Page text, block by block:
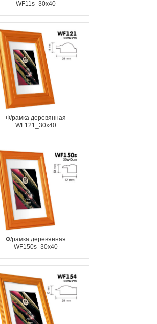
WF11s_30x40
Ф/рамка деревянная
WF121_30x40
Ф/рамка деревянная
WF150s_30x40